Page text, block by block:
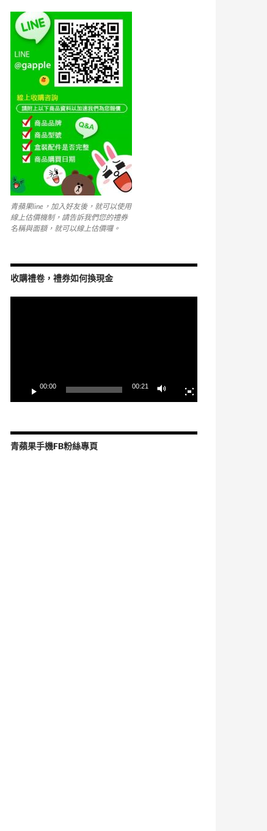
o
k
青蘋果line，加入好友後，就可以使用
線上估價機制，請告訴我們您的禮券
名稱與面額，就可以線上估價囉。
收購禮卷，禮券如何換現金
00:00 00:21
青蘋果手機FB粉絲專頁